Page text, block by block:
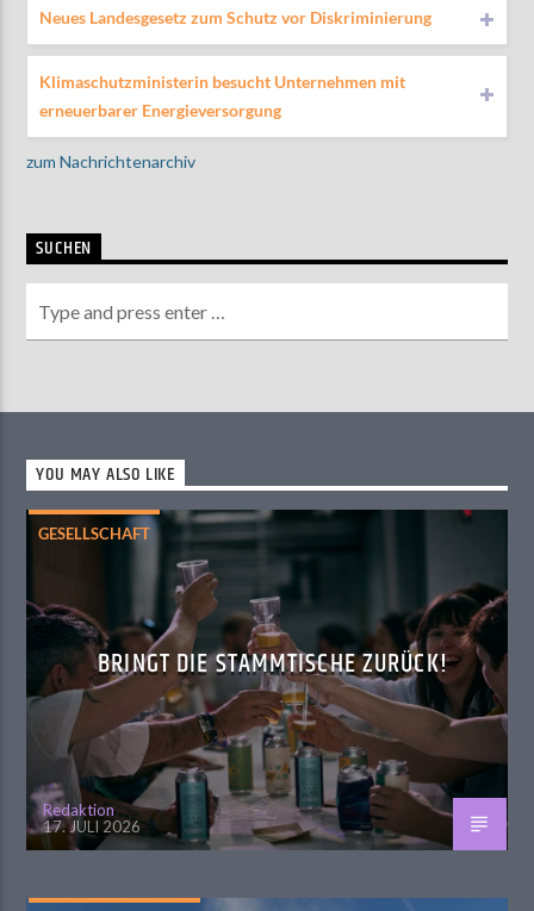
Neues Landesgesetz zum Schutz vor Diskriminierung
Klimaschutzministerin besucht Unternehmen mit
erneuerbarer Energieversorgung
zum Nachrichtenarchiv
SUCHEN
YOU MAY ALSO LIKE
GESELLSCHAFT
BRINGT DIE STAMMTISCHE ZURÜCK!
Redaktion
17. JULI 2026